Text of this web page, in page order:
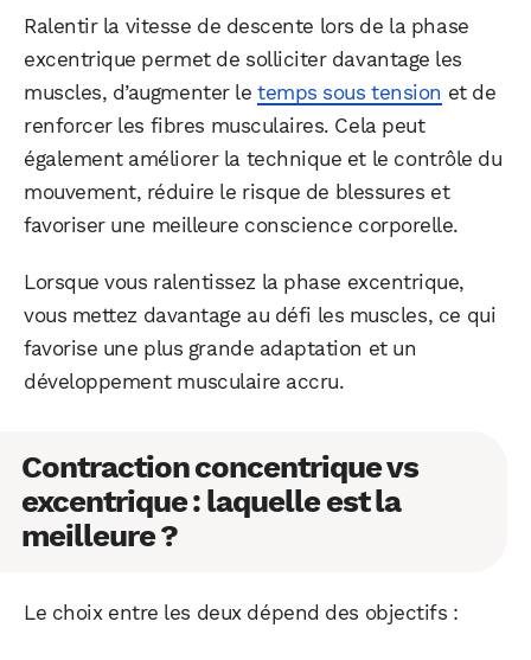
Ralentir la vitesse de descente lors de la phase
excentrique permet de solliciter davantage les
muscles, d’augmenter letemps sous tension et de
renforcer les fibres musculaires. Cela peut
également améliorer la technique et le contrôle du
mouvement, réduire le risque de blessures et
favoriser une meilleure conscience corporelle.
Lorsque vous ralentissez la phase excentrique,
vous mettez davantage au défi les muscles, ce qui
favorise une plus grande adaptation et un
développement musculaire accru.
Contraction concentrique vs
excentrique : laquelle est la
meilleure ?
Le choix entre les deux dépend des objectifs :